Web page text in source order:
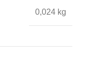
0,024 kg